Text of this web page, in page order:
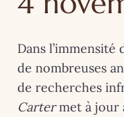
Dans l’immensité
de nombreuses
de recherches
Cartermet à jour